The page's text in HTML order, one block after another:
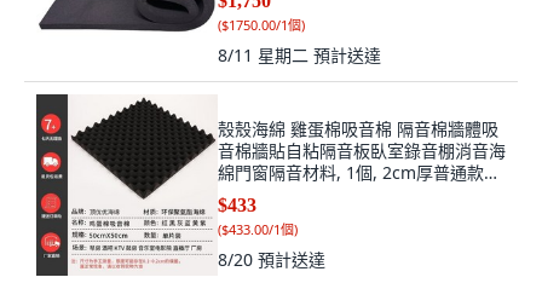
($1750.00/1個)
8/11 星期二 預計送達
殼殼海綿 雞蛋棉吸音棉 隔音棉牆體吸
音棉牆貼自粘隔音板臥室錄音棚消音海
綿門窗隔音材料, 1個, 2cm厚普通款不
帶背膠十片裝,藍色, 藍色
$433
($433.00/1個)
8/20 預計送達